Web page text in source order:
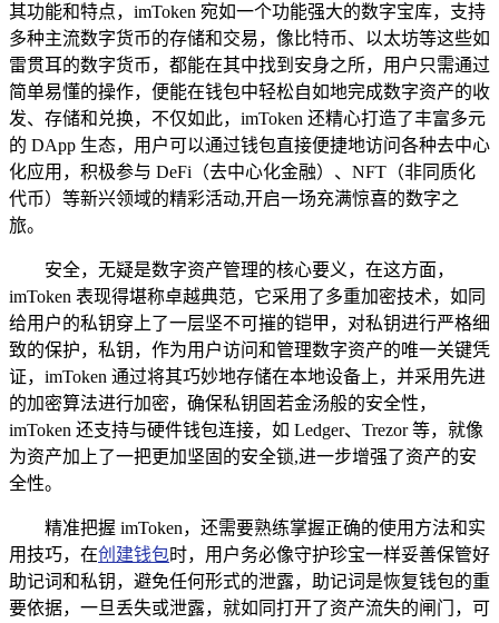
其功能和特点，imToken 宛如一个功能强大的数字宝库，支持
多种主流数字货币的存储和交易，像比特币、以太坊等这些如
雷贯耳的数字货币，都能在其中找到安身之所，用户只需通过
简单易懂的操作，便能在钱包中轻松自如地完成数字资产的收
发、存储和兑换，不仅如此，imToken 还精心打造了丰富多元
的 DApp 生态，用户可以通过钱包直接便捷地访问各种去中心
化应用，积极参与 DeFi（去中心化金融）、NFT（非同质化
代币）等新兴领域的精彩活动,开启一场充满惊喜的数字之
旅。
安全，无疑是数字资产管理的核心要义，在这方面，
imToken 表现得堪称卓越典范，它采用了多重加密技术，如同
给用户的私钥穿上了一层坚不可摧的铠甲，对私钥进行严格细
致的保护，私钥，作为用户访问和管理数字资产的唯一关键凭
证，imToken 通过将其巧妙地存储在本地设备上，并采用先进
的加密算法进行加密，确保私钥固若金汤般的安全性，
imToken 还支持与硬件钱包连接，如 Ledger、Trezor 等，就像
为资产加上了一把更加坚固的安全锁,进一步增强了资产的安
全性。
精准把握 imToken，还需要熟练掌握正确的使用方法和实
用技巧，在创建钱包时，用户务必像守护珍宝一样妥善保管好
助记词和私钥，避免任何形式的泄露，助记词是恢复钱包的重
要依据，一旦丢失或泄露，就如同打开了资产流失的闸门，可